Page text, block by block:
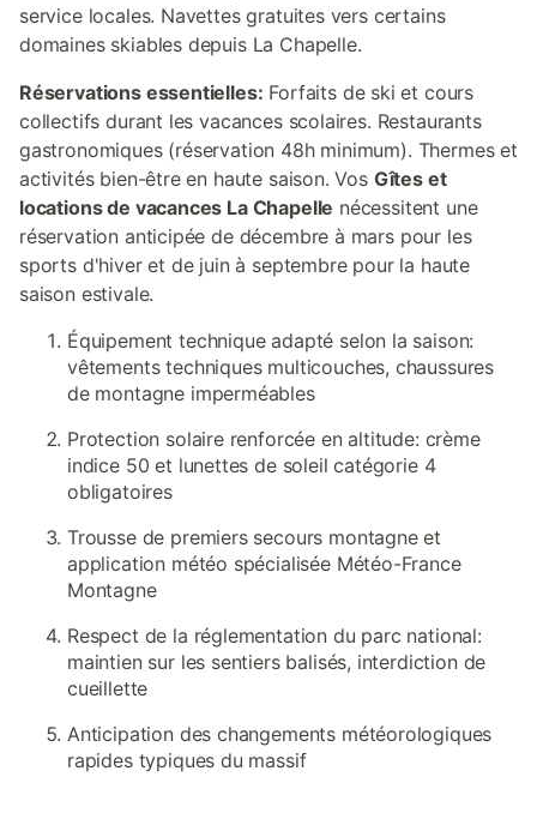
service locales. Navettes gratuites vers certains
domaines skiables depuis La Chapelle.
Réservations essentielles: Forfaits de ski et cours
collectifs durant les vacances scolaires. Restaurants
gastronomiques (réservation 48h minimum). Thermes et
activités bien-être en haute saison. Vos Gîtes et
locations de vacances La Chapelle nécessitent une
réservation anticipée de décembre à mars pour les
sports d'hiver et de juin à septembre pour la haute
saison estivale.
Équipement technique adapté selon la saison:
vêtements techniques multicouches, chaussures
de montagne imperméables
Protection solaire renforcée en altitude: crème
indice 50 et lunettes de soleil catégorie 4
obligatoires
Trousse de premiers secours montagne et
application météo spécialisée Météo-France
Montagne
Respect de la réglementation du parc national:
maintien sur les sentiers balisés, interdiction de
cueillette
Anticipation des changements météorologiques
rapides typiques du massif